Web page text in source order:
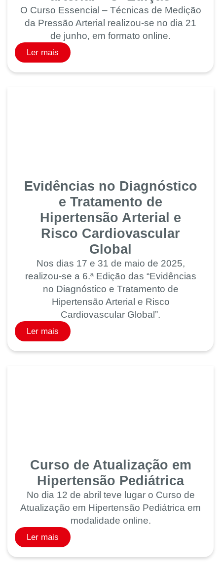
O Curso Essencial – Técnicas de Medição
da Pressão Arterial realizou-se no dia 21
de junho, em formato online.
Ler mais
Evidências no Diagnóstico
e Tratamento de
Hipertensão Arterial e
Risco Cardiovascular
Global
Nos dias 17 e 31 de maio de 2025,
realizou-se a 6.ª Edição das “Evidências
no Diagnóstico e Tratamento de
Hipertensão Arterial e Risco
Cardiovascular Global”.
Ler mais
Curso de Atualização em
Hipertensão Pediátrica
No dia 12 de abril teve lugar o Curso de
Atualização em Hipertensão Pediátrica em
modalidade online.
Ler mais